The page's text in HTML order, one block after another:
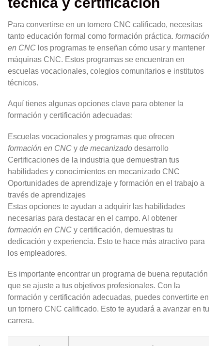
Para convertirse en un tornero CNC calificado, necesitas
tanto educación formal como formación práctica. formación
en CNC los programas te enseñan cómo usar y mantener
máquinas CNC. Estos programas se encuentran en
escuelas vocacionales, colegios comunitarios e institutos
técnicos.
Aquí tienes algunas opciones clave para obtener la
formación y certificación adecuadas:
Escuelas vocacionales y programas que ofrecen
formación en CNC y de mecanizado desarrollo
Certificaciones de la industria que demuestran tus
habilidades y conocimientos en mecanizado CNC
Oportunidades de aprendizaje y formación en el trabajo a
través de aprendizajes
Estas opciones te ayudan a adquirir las habilidades
necesarias para destacar en el campo. Al obtener
formación en CNC y certificación, demuestras tu
dedicación y experiencia. Esto te hace más atractivo para
los empleadores.
Es importante encontrar un programa de buena reputación
que se ajuste a tus objetivos profesionales. Con la
formación y certificación adecuadas, puedes convertirte en
un tornero CNC calificado. Esto te ayudará a avanzar en tu
carrera.